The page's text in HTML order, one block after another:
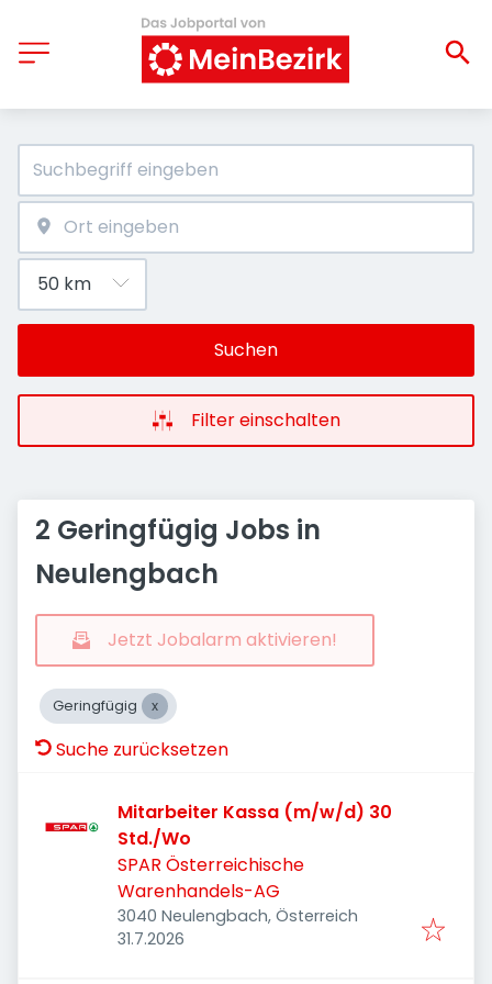
Suchen
Filter einschalten
2 Geringfügig Jobs in
Neulengbach
Jetzt Jobalarm aktivieren!
Geringfügig
Suche zurücksetzen
Mitarbeiter Kassa (m/w/d) 30
Std./Wo
SPAR Österreichische
Warenhandels-AG
3040 Neulengbach, Österreich
Veröffentlicht
31.7.2026